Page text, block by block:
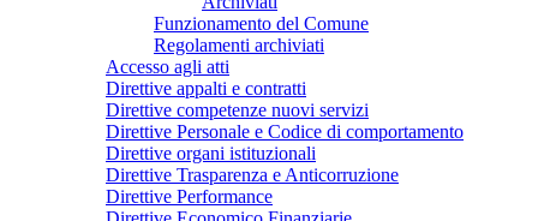
Funzionamento del Comune
Regolamenti archiviati
Accesso agli atti
Direttive appalti e contratti
Direttive competenze nuovi servizi
Direttive Personale e Codice di comportamento
Direttive organi istituzionali
Direttive Trasparenza e Anticorruzione
Direttive Performance